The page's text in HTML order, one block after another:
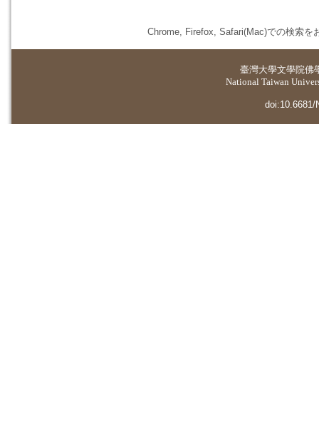
Chrome, Firefox, Safari(Mac)での検索を
臺灣大學文學院佛
National Taiwan
doi:10.6681/